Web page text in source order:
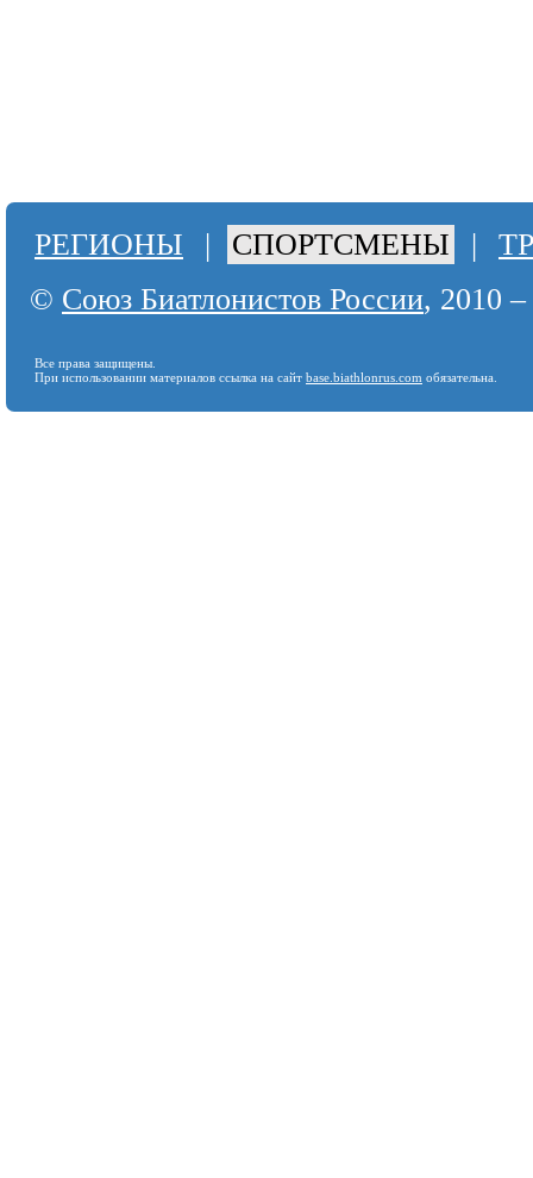
РЕГИОНЫ | СПОРТСМЕНЫ |
© Союз Биатлонистов России, 2010
Все права защищены.
При использовании материалов ссылка на сайт base.biathlonrus.com обязательна.